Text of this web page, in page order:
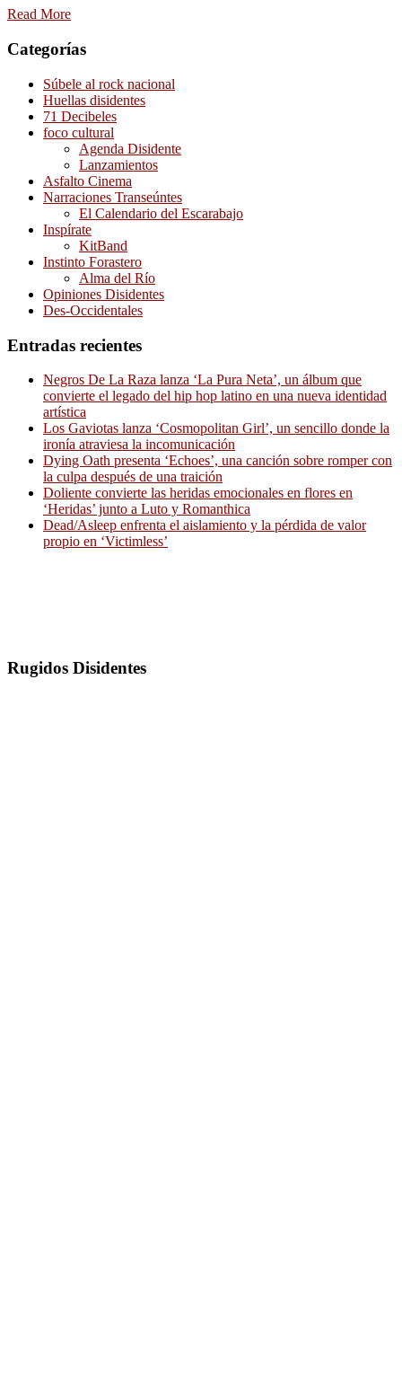
Read More
Categorías
Súbele al rock nacional
Huellas disidentes
71 Decibeles
foco cultural
Agenda Disidente
Lanzamientos
Asfalto Cinema
Narraciones Transeúntes
El Calendario del Escarabajo
Inspírate
KitBand
Instinto Forastero
Alma del Río
Opiniones Disidentes
Des-Occidentales
Entradas recientes
Negros De La Raza lanza ‘La Pura Neta’, un álbum que
convierte el legado del hip hop latino en una nueva identidad
artística
Los Gaviotas lanza ‘Cosmopolitan Girl’, un sencillo donde la
ironía atraviesa la incomunicación
Dying Oath presenta ‘Echoes’, una canción sobre romper con
la culpa después de una traición
Doliente convierte las heridas emocionales en flores en
‘Heridas’ junto a Luto y Romanthica
Dead/Asleep enfrenta el aislamiento y la pérdida de valor
propio en ‘Victimless’
Rugidos Disidentes